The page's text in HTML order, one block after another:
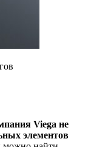
Viega не
элементов